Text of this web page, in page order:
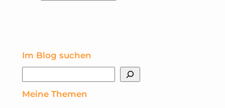
Im Blog suchen
Meine Themen